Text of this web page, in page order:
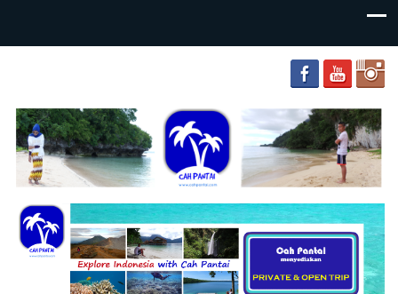
Cah
Pantai
your
adventure
friends